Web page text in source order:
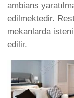
ambians
edilmektedir.
mekanlarda
edilir.